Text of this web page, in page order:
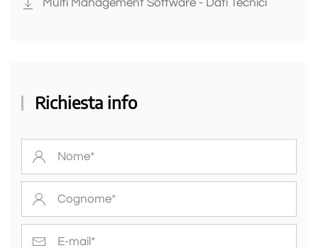
Multi Management Software - Dati Tecnici
Richiesta info